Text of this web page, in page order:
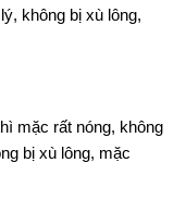
không bị xù lông,
mặc rất nóng, không
bị xù lông, mặc